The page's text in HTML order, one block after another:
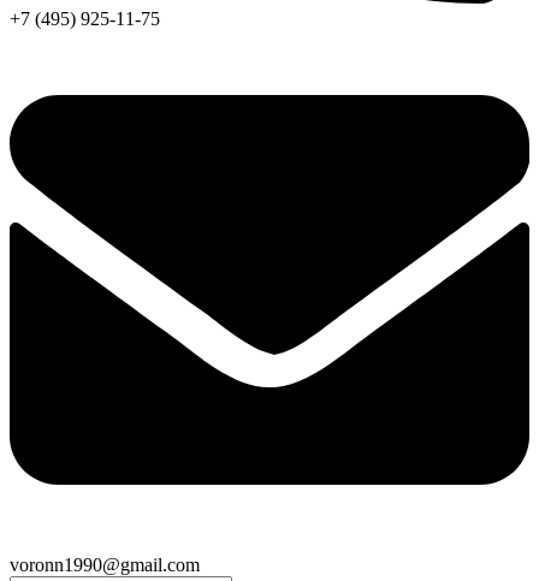
+7 (495) 925-11-75
voronn1990@gmail.com